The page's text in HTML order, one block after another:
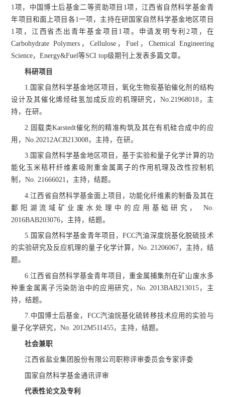
1项，中国博士后基金二等资助项目1项，江西省自然科学基金青
年项目和面上项目各1一项，主持在研国家自然科学基金地区项目
1项，江西省杰出青年基金项目1项。申请发明专利2项，在
Carbohydrate Polymers，Cellulose，Fuel，Chemical Engineering
Science，Energy&Fuel等SCI top级期刊上发表多篇文章。
科研项目
1.国家自然科学基金地区项目，氧化生物炭基铂催化剂的结构
设计及其催化烯烃硅氢加成反应的机理研究，No.21968018，主
持，在研。
2.固载类Karstedt催化剂的精准构筑及其在有机硅合成中的应
用，No.20212ACB213008，主持，在研。
3.国家自然科学基金地区项目，基于实验和量子化学计算的功
能化玉米秸秆纤维素吸附重金属离子的作用机理及改性控制机
制，No. 21666021，主持，结题。
4.江西省自然科学基金面上项目，功能化纤维素的制备及其在
鄱阳湖流域矿业废水处理中的应用基础研究， No.
2016BAB203076，主持，结题。
5.国家自然科学基金青年项目，FCC汽油深度烷基化脱硫技术
的实验研究及反应机理的量子化学计算，No. 21206067，主持，结
题。
6.江西省自然科学基金青年项目，重金属捕集剂在矿山废水多
种重金属离子污染防治中的应用研究，No. 2013BAB213015，主
持，结题。
7.中国博士后基金，FCC汽油烷基化硫转移技术应用的实验与
量子化学研究，No. 2012M511455，主持，结题。
社会兼职
江西省盐业集团股份有限公司职称评审委员会专家评委
国家自然科学基金通讯评审
代表性论文及专利